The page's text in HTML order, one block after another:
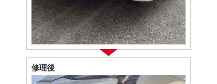
修理後